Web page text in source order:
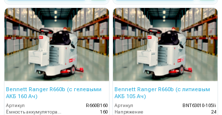
Bennett Ranger R660b (с гелевыми
АКБ 160 Ач)
Артикул
R660B160
160
Bennett Ranger R660b (с литиевым
АКБ 105 Ач)
Артикул
BNT63010-105li
Напряжение
24